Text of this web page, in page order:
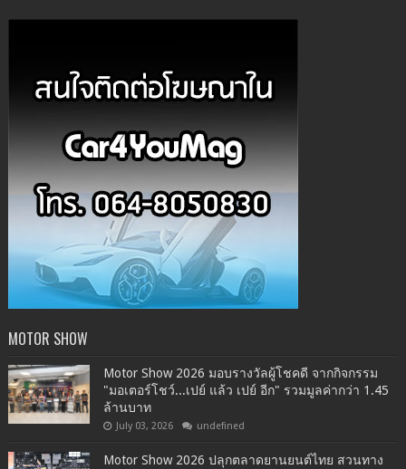
MOTOR SHOW
Motor Show 2026 มอบรางวัลผู้โชคดี จากกิจกรรม
"มอเตอร์โชว์...เปย์ แล้ว เปย์ อีก" รวมมูลค่ากว่า 1.45
ล้านบาท
July 03, 2026 undefined
Motor Show 2026 ปลุกตลาดยานยนต์ไทย สวนทาง